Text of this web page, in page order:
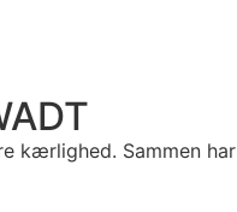
kærlighed. Sammen har